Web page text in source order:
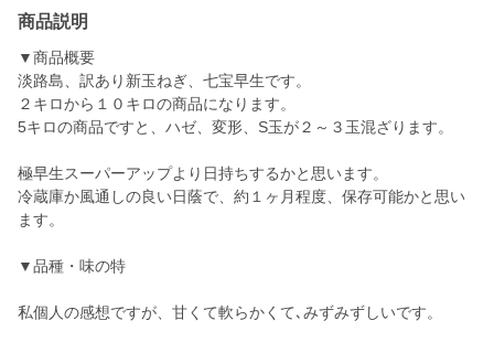
商品説明
▼商品概要
淡路島、訳あり新玉ねぎ、七宝早生です。
２キロから１０キロの商品になります。
5キロの商品ですと、ハゼ、変形、S玉が２～３玉混ざります。
極早生スーパーアップより日持ちするかと思います。
冷蔵庫か風通しの良い日蔭で、約１ヶ月程度、保存可能かと思い
ます。
▼品種・味の特
私個人の感想ですが、甘くて軟らかくて､みずみずしいです。